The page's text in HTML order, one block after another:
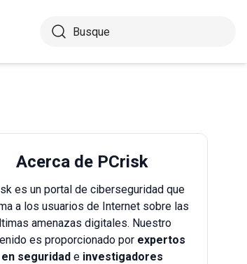
Acerca de PCrisk
es un portal de ciberseguridad que
a los usuarios de Internet sobre las
amenazas digitales. Nuestro
es proporcionado por expertos
en seguridade investigadores